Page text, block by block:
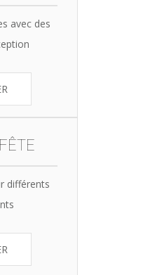
avec des
différents